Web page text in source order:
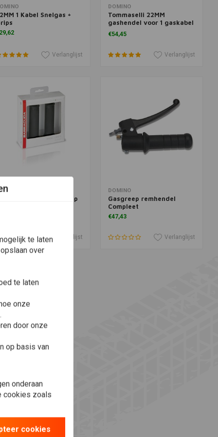
aan winkelwagen
1 Kabel Snelgas +
Verlanglijst
Toevoegen aan winkelwagen
DOMINO
Tommaselli 22MM
gashendel voor 1 gaskabel
"Vintage Rally"
€54,45
Verlanglijst
aan winkelwagen
Universele Rubberen grip
Verlanglijst
Meer informatie
DOMINO
Gasgreep remhendel
Compleet
€47,43
Verlanglijst
te laten
over
te laten
onze
door onze
op basis van
onderaan
cookies zoals
cookies